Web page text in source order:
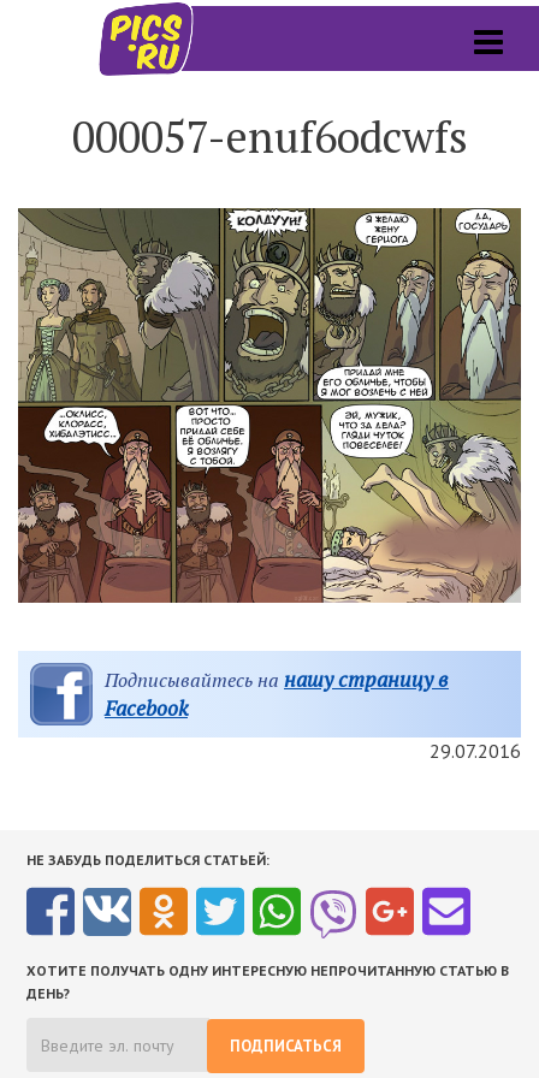
000057-enuf6odcwfs
Подписывайтесь на нашу страницу в
Facebook
29.07.2016
НЕ ЗАБУДЬ ПОДЕЛИТЬСЯ СТАТЬЕЙ:
ХОТИТЕ ПОЛУЧАТЬ ОДНУ ИНТЕРЕСНУЮ НЕПРОЧИТАННУЮ СТАТЬЮ В
ДЕНЬ?
ПОДПИСАТЬСЯ